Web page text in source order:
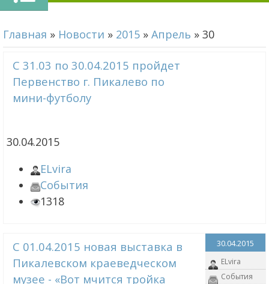
Главная » Новости » 2015 » Апрель » 30
С 31.03 по 30.04.2015 пройдет
Первенство г. Пикалево по
мини-футболу
30.04.2015
ELvira
События
1318
С 01.04.2015 новая выставка в
Пикалевском краеведческом
музее - «Вот мчится тройка
30.04.2015
ELvira
События